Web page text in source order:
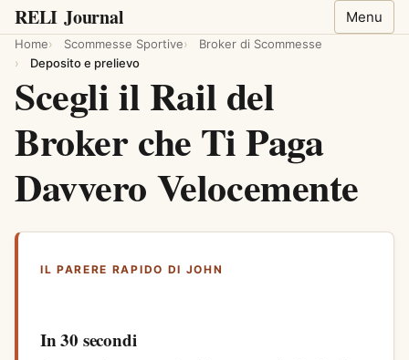
RELI Journal Menu
Home Scommesse Sportive
Broker di Scommesse
Deposito e prelievo
Scegli il Rail del
Broker che Ti Paga
Davvero Velocemente
IL PARERE RAPIDO DI JOHN
In 30 secondi